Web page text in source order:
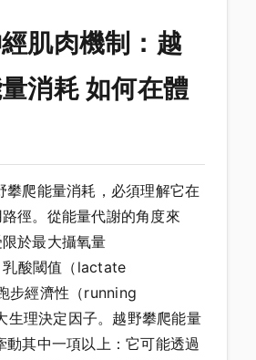
肌肉機制：越
消耗 如何在體
攀爬能量消耗，必須理解它在
徑。從能量代謝的角度來
於最大攝氧量
乳酸閾值（lactate
步經濟性（running
理決定因子。越野攀爬能量
動其中一項以上：它可能透過